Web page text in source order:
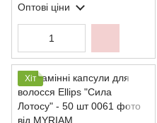
Оптові ціни
Хіт